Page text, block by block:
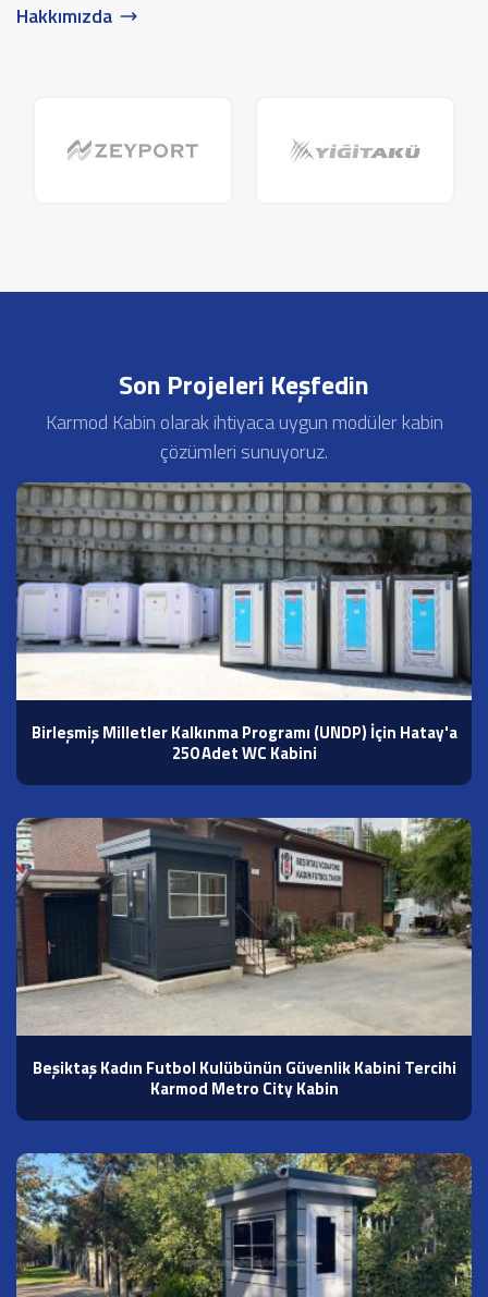
Hakkımızda
Son Projeleri Keşfedin
Karmod Kabin olarak ihtiyaca uygun modüler kabin
çözümleri sunuyoruz.
Birleşmiş Milletler Kalkınma Programı (UNDP) İçin Hatay'a
250 Adet WC Kabini
Beşiktaş Kadın Futbol Kulübünün Güvenlik Kabini Tercihi
Karmod Metro City Kabin